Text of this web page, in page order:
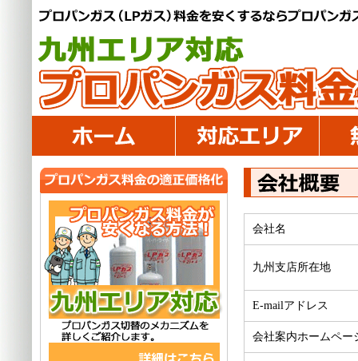
会社名
九州支店所在地
E-mailアドレス
会社案内ホームペー